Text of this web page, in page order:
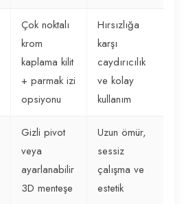
Çok noktalı
krom
kaplama kilit
+ parmak izi
opsiyonu
Hırsızlığa
karşı
caydırıcılık
ve kolay
kullanım
Gizli pivot
veya
ayarlanabilir
3D menteşe
Uzun ömür,
sessiz
çalışma ve
estetik